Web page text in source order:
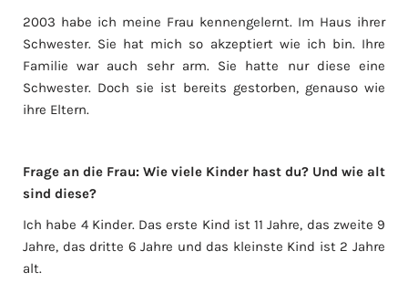
2003 habe ich meine Frau kennengelernt. Im Haus ihrer
Schwester. Sie hat mich so akzeptiert wie ich bin. Ihre
Familie war auch sehr arm. Sie hatte nur diese eine
Schwester. Doch sie ist bereits gestorben, genauso wie
ihre Eltern.
Frage an die Frau: Wie viele Kinder hast du? Und wie alt
sind diese?
Ich habe 4 Kinder. Das erste Kind ist 11 Jahre, das zweite 9
Jahre, das dritte 6 Jahre und das kleinste Kind ist 2 Jahre
alt.